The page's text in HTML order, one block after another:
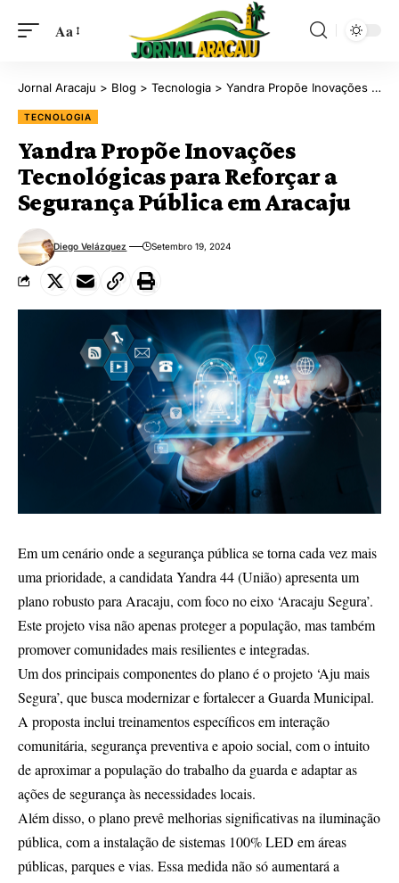
Aa
Jornal Aracaju > Blog > Tecnologia > Yandra Propõe Inovações Tecnológicas para Reforçar a Segurança Pública em Aracaju
TECNOLOGIA
Yandra Propõe Inovações
Tecnológicas para Reforçar a
Segurança Pública em Aracaju
Diego Velázquez Setembro 19, 2024
Em um cenário onde a segurança pública se torna cada vez mais
uma prioridade, a candidata Yandra 44 (União) apresenta um
plano robusto para Aracaju, com foco no eixo ‘Aracaju Segura’.
Este projeto visa não apenas proteger a população, mas também
promover comunidades mais resilientes e integradas.
Um dos principais componentes do plano é o projeto ‘Aju mais
Segura’, que busca modernizar e fortalecer a Guarda Municipal.
A proposta inclui treinamentos específicos em interação
comunitária, segurança preventiva e apoio social, com o intuito
de aproximar a população do trabalho da guarda e adaptar as
ações de segurança às necessidades locais.
Além disso, o plano prevê melhorias significativas na iluminação
pública, com a instalação de sistemas 100% LED em áreas
públicas, parques e vias. Essa medida não só aumentará a